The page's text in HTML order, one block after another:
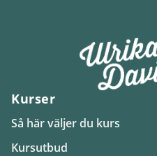
Kurser
Så här väljer du kurs
Kursutbud